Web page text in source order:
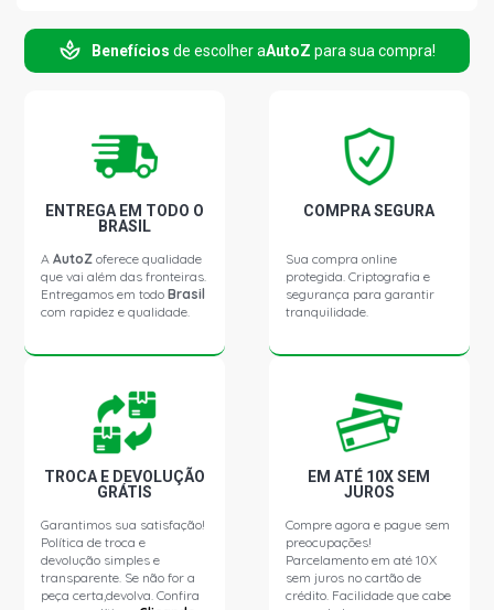
S10 SERTOES PICKUP 2.8 8V MWM 4.07TCA DIESEL
(2002 - 2006)
S10 STD PICKUP 2.8 8V MWM 4.07TCA DIESEL (2002 -
S10 COLINA PICKUP 2.8 8V MWM 4.07TCE DIESEL (2005 -
S10 TORNADO PICKUP 2.8 8V MWM 4.07TCE DIESEL
(2005 - 2011)
Benefícios de escolher aAutoZ para sua compra!
ENTREGA EM TODO O
BRASIL
AAutoZ oferece qualidade
que vai além das fronteiras.
Entregamos em todoBrasil
com rapidez e qualidade.
COMPRA SEGURA
Sua compra online
protegida. Criptografia e
segurança para garantir
tranquilidade.
TROCA E DEVOLUÇÃO
GRÁTIS
Garantimos sua satisfação!
Política de troca e
devolução simples e
transparente. Se não for a
peça certa,devolva. Confira
EM ATÉ 10X SEM
JUROS
Compre agora e pague sem
preocupações!
Parcelamento em até 10X
sem juros no cartão de
crédito. Facilidade que cabe